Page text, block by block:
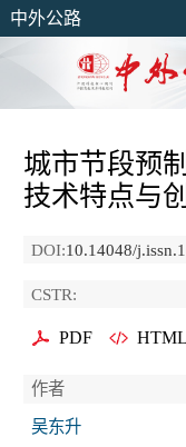
中外公路
城市节段预
技术特点与
DOI:10.14048/
CSTR:
PDF HTML
作者
吴东升